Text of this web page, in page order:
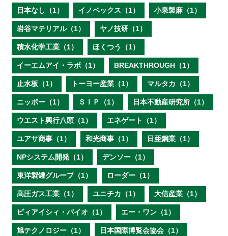
日本なし（1） イノベックス（1） 小泉製麻（1）
岩谷マテリアル（1） ヤノ技研（1）
積水化学工業（1） ほくつう（1）
イーエムアイ・ラボ（1） BREAKTHROUGH（1）
止水板（1） トーヨー産業（1） マルタカ（1）
ニッポー（1） ＳＩＰ（1） 日本不動産研究所（1）
ウエスト興行八頭（1） エネゲート（1）
ユアサ商事（1） 和光商事（1） 日亜鋼業（1）
NPシステム開発（1） デンソー（1）
東洋製罐グループ（1） ローダー（1）
高圧ガス工業（1） ユニチカ（1） 大信産業（1）
ピィアイシィ・バイオ（1） エー・ワン（1）
旭テクノロジー（1） 日本国際博覧会協会（1）